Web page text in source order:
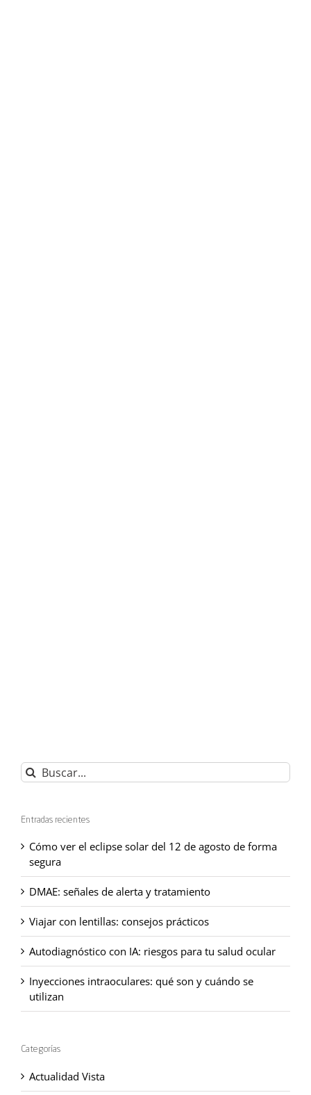
Buscar:
Entradas recientes
Cómo ver el eclipse solar del 12 de agosto de forma
segura
DMAE: señales de alerta y tratamiento
Viajar con lentillas: consejos prácticos
Autodiagnóstico con IA: riesgos para tu salud ocular
Inyecciones intraoculares: qué son y cuándo se
utilizan
Categorías
Actualidad Vista